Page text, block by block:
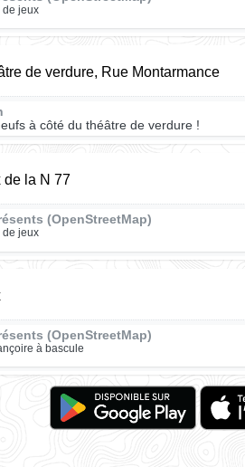
de jeux
de verdure, Rue Montarmance
à côté du théâtre de verdure !
de la N 77
(OpenStreetMap)
de jeux
(OpenStreetMap)
à bascule